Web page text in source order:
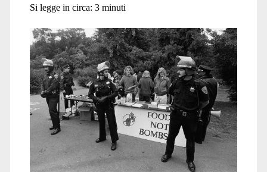
Si legge in circa: 3 minuti